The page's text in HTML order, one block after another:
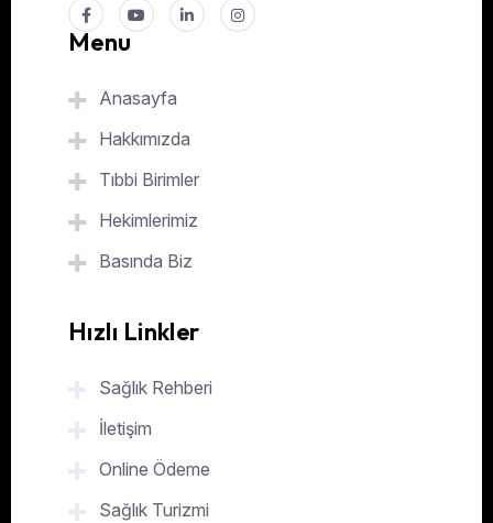
Menu
Anasayfa
Hakkımızda
Tıbbi Birimler
Hekimlerimiz
Basında Biz
Hızlı Linkler
Sağlık Rehberi
İletişim
Online Ödeme
Sağlık Turizmi